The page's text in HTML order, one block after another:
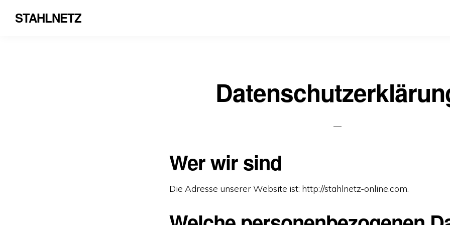
STAHLNETZ
Wer wir sind
Die Adresse unserer Website ist: http://stahlnetz-online.com.